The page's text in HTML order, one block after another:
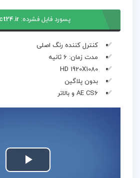
پسورد فایل فشرده:
کنترل کننده رنگ اصلی
مدت زمان: 6 ثانیه
HD 1920X1080
بدون پلاگین
AE CS6 و بالاتر
Play